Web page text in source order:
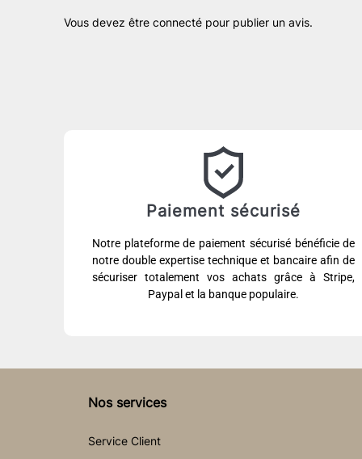
Vous devez être connecté pour publier un avis.
Paiement sécurisé
Notre plateforme de paiement sécurisé bénéficie de
notre double expertise technique et bancaire afin de
sécuriser totalement vos achats grâce à Stripe,
Paypal et la banque populaire.
Nos services
Service Client